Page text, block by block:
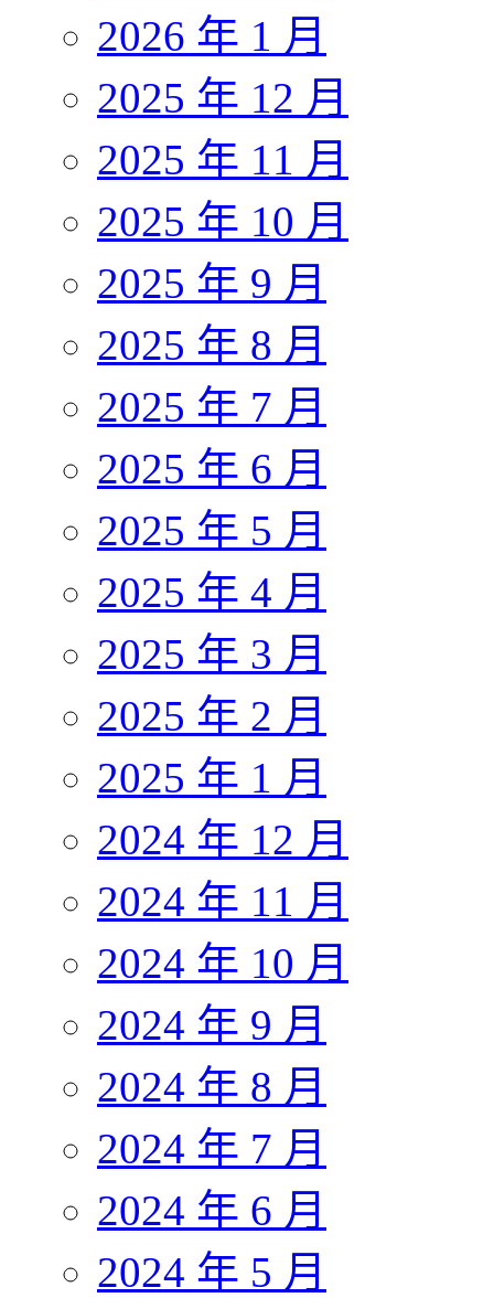
2026 年 1 月
2025 年 12 月
2025 年 11 月
2025 年 10 月
2025 年 9 月
2025 年 8 月
2025 年 7 月
2025 年 6 月
2025 年 5 月
2025 年 4 月
2025 年 3 月
2025 年 2 月
2025 年 1 月
2024 年 12 月
2024 年 11 月
2024 年 10 月
2024 年 9 月
2024 年 8 月
2024 年 7 月
2024 年 6 月
2024 年 5 月